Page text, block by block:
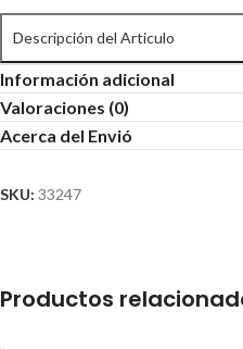
Descripción del Articulo
Información adicional
Valoraciones (0)
Acerca del Envió
SKU: 33247
Productos